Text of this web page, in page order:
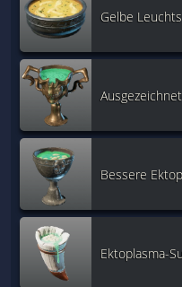
Gelbe
Bessere
Ektoplasma-